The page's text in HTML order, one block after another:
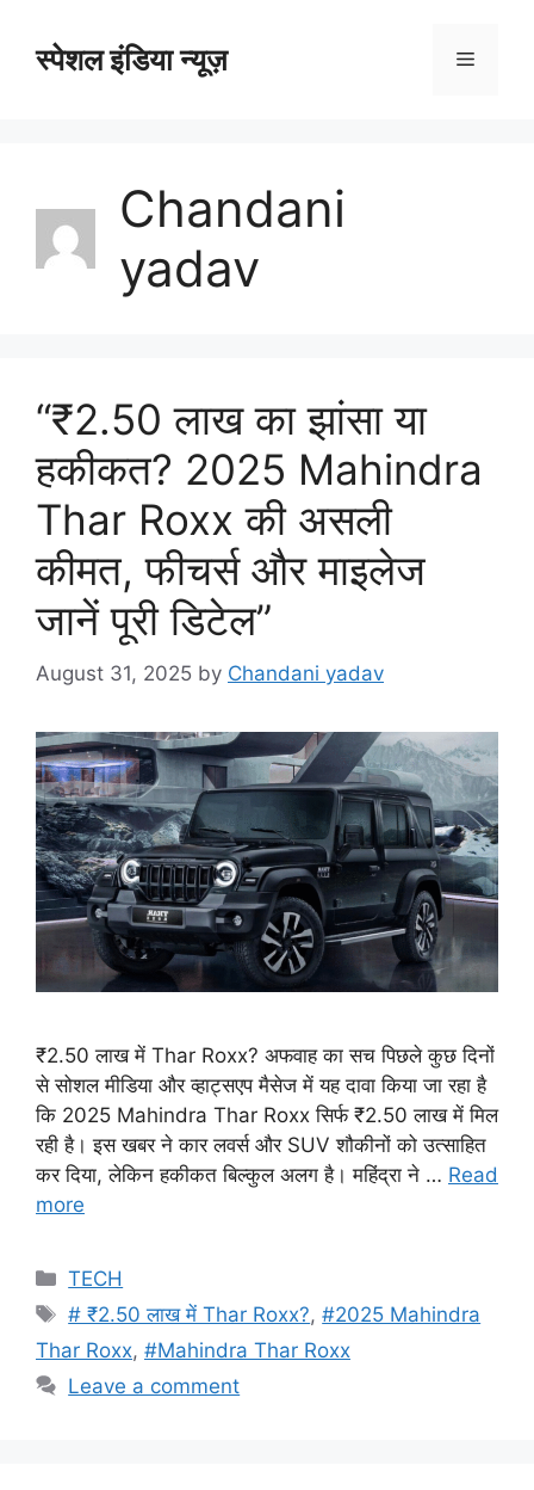
contentस्पेशल इंडिया न्यूज़ Menu
Chandani
yadav
“₹2.50 लाख का झांसा या
हकीकत? 2025 Mahindra
Thar Roxx की असली
कीमत, फीचर्स और माइलेज
जानें पूरी डिटेल”
August 31, 2025 by Chandani yadav
₹2.50 लाख में Thar Roxx? अफवाह का सच पिछले कुछ दिनों
से सोशल मीडिया और व्हाट्सएप मैसेज में यह दावा किया जा रहा है
कि 2025 Mahindra Thar Roxx सिर्फ ₹2.50 लाख में मिल
रही है। इस खबर ने कार लवर्स और SUV शौकीनों को उत्साहित
कर दिया, लेकिन हकीकत बिल्कुल अलग है। महिंद्रा ने … Read
more
Categories
TECH
Tags
# ₹2.50 लाख में Thar Roxx?,#2025 Mahindra
Thar Roxx, #Mahindra Thar Roxx
Leave a comment